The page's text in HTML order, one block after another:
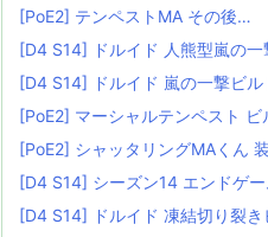
[PoE2] テンペストMA その後…
[D4 S14] ドルイド 人熊型嵐の一
[D4 S14] ドルイド 嵐の一撃ビル
[PoE2] マーシャルテンペスト
[PoE2] シャッタリングMAくん
[D4 S14] シーズン14 エンドゲ
[D4 S14] ドルイド 凍結切り裂き